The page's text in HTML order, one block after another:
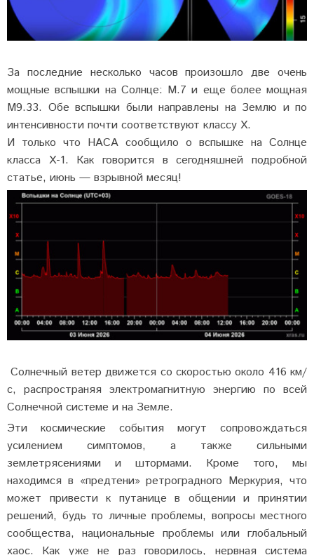
За последние несколько часов произошло две очень
мощные вспышки на Солнце: M.7 и еще более мощная
M9.33. Обе вспышки были направлены на Землю и по
интенсивности почти соответствуют классу X.
И только что НАСА сообщило о вспышке на Солнце
класса X-1. Как говорится в сегодняшней подробной
статье, июнь — взрывной месяц!
Солнечный ветер движется со скоростью около 416 км/
с, распространяя электромагнитную энергию по всей
Солнечной системе и на Земле.
Эти космические события могут сопровождаться
усилением симптомов, а также сильными
землетрясениями и штормами. Кроме того, мы
находимся в «предтени» ретроградного Меркурия, что
может привести к путанице в общении и принятии
решений, будь то личные проблемы, вопросы местного
сообщества, национальные проблемы или глобальный
хаос. Как уже не раз говорилось, нервная система